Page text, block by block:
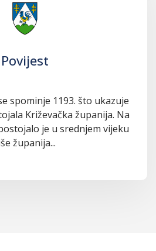
Povijest
spominje 1193. što ukazuje
Križevačka županija. Na
je u srednjem vijeku
županija...